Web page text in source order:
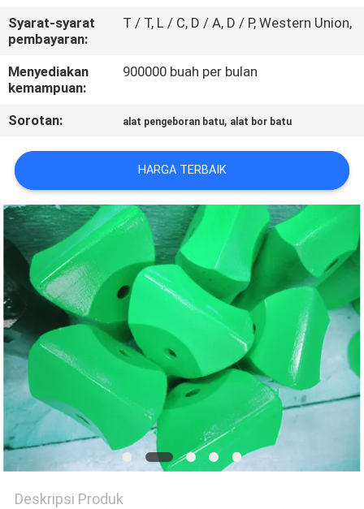
PERMINTAAN
SITEMAP
PRIVACY
POLICY
Syarat-syarat
pembayaran:
T / T, L / C, D / A, D / P, Western Union,
Menyediakan
kemampuan:
900000 buah per bulan
Sorotan: alat pengeboran batu, alat bor batu
HARGA TERBAIK
Deskripsi Produk